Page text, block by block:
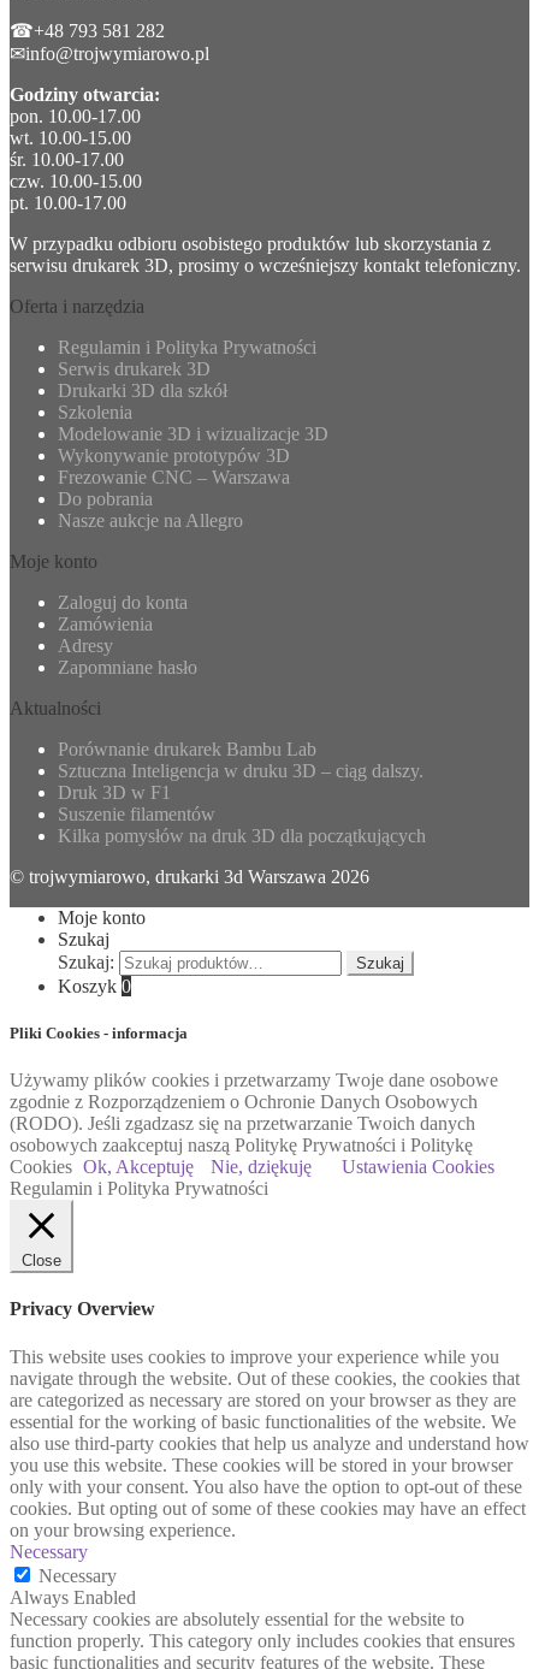
☎+48 793 581 282
✉info@trojwymiarowo.pl
Godziny otwarcia:
pon. 10.00-17.00
wt. 10.00-15.00
śr. 10.00-17.00
czw. 10.00-15.00
pt. 10.00-17.00
W przypadku odbioru osobistego produktów lub skorzystania z
serwisu drukarek 3D, prosimy o wcześniejszy kontakt telefoniczny.
Oferta i narzędzia
Regulamin i Polityka Prywatności
Serwis drukarek 3D
Drukarki 3D dla szkół
Szkolenia
Modelowanie 3D i wizualizacje 3D
Wykonywanie prototypów 3D
Frezowanie CNC – Warszawa
Do pobrania
Nasze aukcje na Allegro
Moje konto
Zaloguj do konta
Zamówienia
Adresy
Zapomniane hasło
Aktualności
Porównanie drukarek Bambu Lab
Sztuczna Inteligencja w druku 3D – ciąg dalszy.
Druk 3D w F1
Suszenie filamentów
Kilka pomysłów na druk 3D dla początkujących
© trojwymiarowo, drukarki 3d Warszawa 2026
Moje konto
Szukaj
Szukaj:
Szukaj
Koszyk 0
Pliki Cookies - informacja
Używamy plików cookies i przetwarzamy Twoje dane osobowe
zgodnie z Rozporządzeniem o Ochronie Danych Osobowych
(RODO). Jeśli zgadzasz się na przetwarzanie Twoich danych
osobowych zaakceptuj naszą Politykę Prywatności i Politykę
Cookies Ok, Akceptuję Nie, dziękuję
Ustawienia Cookies
Regulamin i Polityka Prywatności
Close
Privacy Overview
This website uses cookies to improve your experience while you
navigate through the website. Out of these cookies, the cookies that
are categorized as necessary are stored on your browser as they are
essential for the working of basic functionalities of the website. We
also use third-party cookies that help us analyze and understand how
you use this website. These cookies will be stored in your browser
only with your consent. You also have the option to opt-out of these
cookies. But opting out of some of these cookies may have an effect
on your browsing experience.
Necessary
Necessary
Always Enabled
Necessary cookies are absolutely essential for the website to
function properly. This category only includes cookies that ensures
basic functionalities and security features of the website. These